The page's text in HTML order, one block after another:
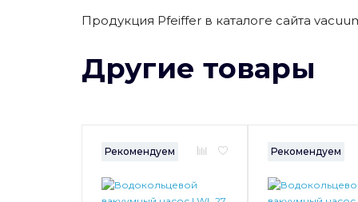
Продукция Pfeiffer в каталоге сайта
Другие товары
Рекомендуем Рекомендуем